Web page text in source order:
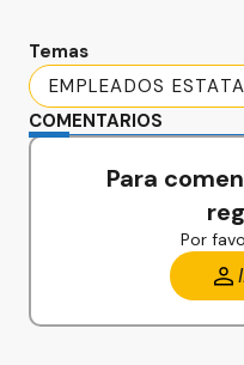
Temas
EMPLEADOS
COMENTARIOS
Para
Por